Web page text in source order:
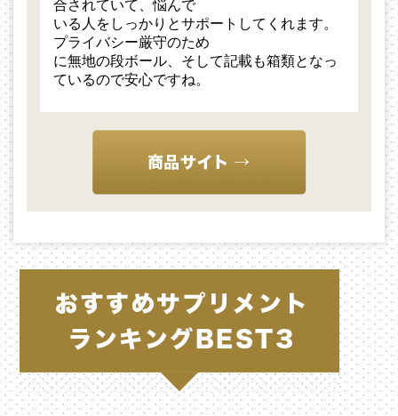
合されていて、悩んで
いる人をしっかりとサポートしてくれます。
プライバシー厳守のため
に無地の段ボール、そして記載も箱類となっ
ているので安心ですね。